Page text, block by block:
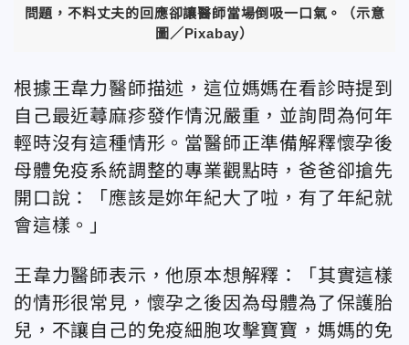
問題，不料丈夫的回應卻讓醫師當場倒吸一口氣。（示意
圖／Pixabay）
根據王韋力醫師描述，這位媽媽在看診時提到
自己最近蕁麻疹發作情況嚴重，並詢問為何年
輕時沒有這種情形。當醫師正準備解釋懷孕後
母體免疫系統調整的專業觀點時，爸爸卻搶先
開口說：「應該是妳年紀大了啦，有了年紀就
會這樣。」
王韋力醫師表示，他原本想解釋：「其實這樣
的情形很常見，懷孕之後因為母體為了保護胎
兒，不讓自己的免疫細胞攻擊寶寶，媽媽的免